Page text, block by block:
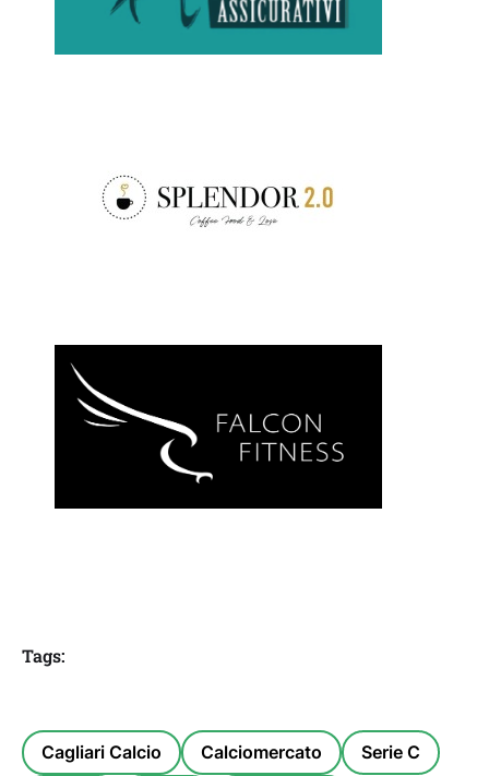
Tags:
Cagliari Calcio Calciomercato Serie C